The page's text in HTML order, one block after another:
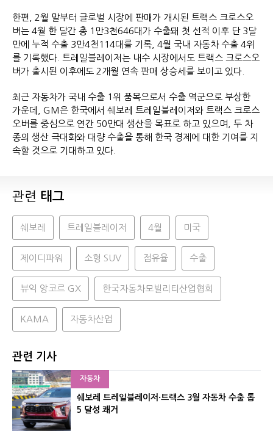
한편, 2월 말부터 글로벌 시장에 판매가 개시된 트랙스 크로스오
버는 4월 한 달간 총 1만3천646대가 수출돼 첫 선적 이후 단 3달
만에 누적 수출 3만4천114대를 기록, 4월 국내 자동차 수출 4위
를 기록했다. 트레일블레이저는 내수 시장에서도 트랙스 크로스오
버가 출시된 이후에도 2개월 연속 판매 상승세를 보이고 있다.
최근 자동차가 국내 수출 1위 품목으로서 수출 역군으로 부상한
가운데, GM은 한국에서 쉐보레 트레일블레이저와 트랙스 크로스
오버를 중심으로 연간 50만대 생산을 목표로 하고 있으며, 두 차
종의 생산 극대화와 대량 수출을 통해 한국 경제에 대한 기여를 지
속할 것으로 기대하고 있다.
관련 태그
쉐보레 트레일블레이저 4월 미국
제이디파워 소형 SUV 점유율 수출
뷰익 앙코르 GX 한국자동차모빌리티산업협회
KAMA 자동차산업
관련 기사
자동차
쉐보레 트레일블레이저·트랙스 3월 자동차 수출 톱
5 달성 쾌거